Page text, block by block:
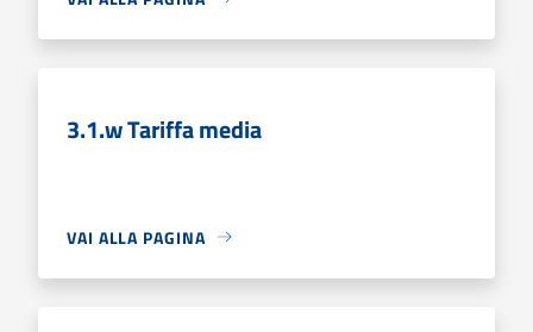
3.1.w Tariffa media
VAI ALLA PAGINA